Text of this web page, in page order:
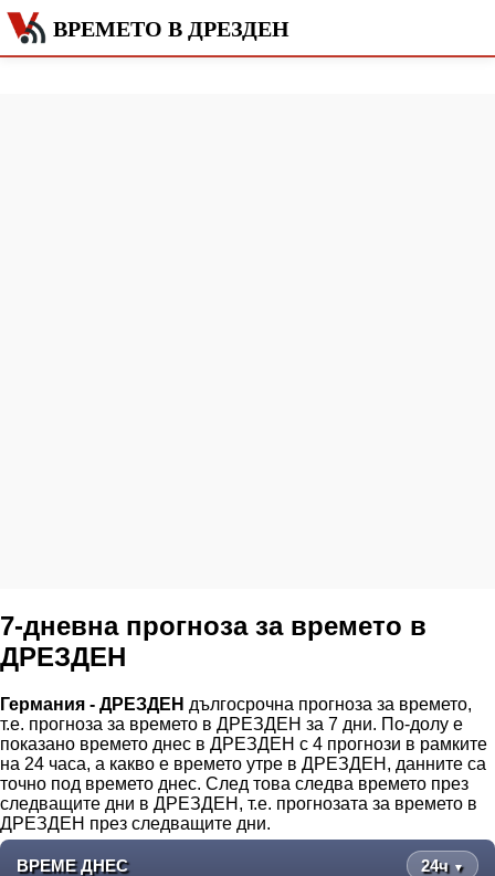
ВРЕМЕТО В ДРЕЗДЕН
7-дневна прогноза за времето в
ДРЕЗДЕН
Германия - ДРЕЗДЕН дългосрочна прогноза за времето,
т.е. прогноза за времето в ДРЕЗДЕН за 7 дни. По-долу е
показано времето днес в ДРЕЗДЕН с 4 прогнози в рамките
на 24 часа, а какво е времето утре в ДРЕЗДЕН, данните са
точно под времето днес. След това следва времето през
следващите дни в ДРЕЗДЕН, т.е. прогнозата за времето в
ДРЕЗДЕН през следващите дни.
ВРЕМЕ ДНЕС 24ч ▼